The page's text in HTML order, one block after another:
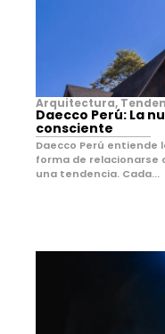
Arquitectura,
Daecco Perú: La
consciente
Daecco Perú
forma de relacionarse
una tendencia. Cada...